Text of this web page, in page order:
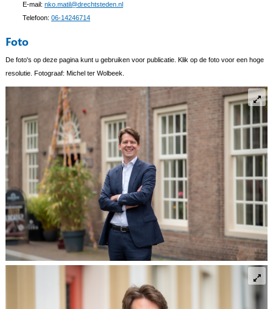
E-mail: nko.matil@drechtsteden.nl
Telefoon: 06-14246714
Foto
De foto's op deze pagina kunt u gebruiken voor publicatie. Klik op de foto voor een hoge
resolutie. Fotograaf: Michel ter Wolbeek.